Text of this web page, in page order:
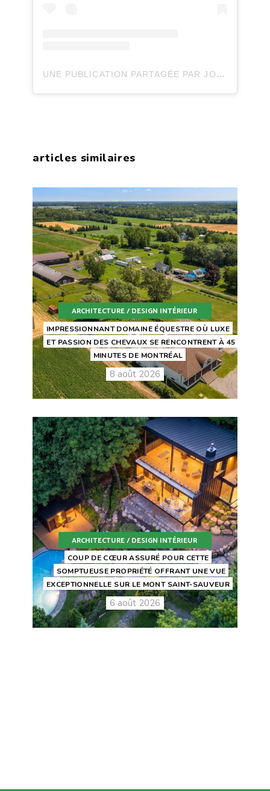
UNE PUBLICATION PARTAGÉE PAR JOLI JOLI DESIGN (@JOLIJOLIDESIGN)
articles similaires
ARCHITECTURE / DESIGN INTÉRIEUR
IMPRESSIONNANT DOMAINE ÉQUESTRE OÙ LUXE
ET PASSION DES CHEVAUX SE RENCONTRENT À 45
MINUTES DE MONTRÉAL
8 août 2026
ARCHITECTURE / DESIGN INTÉRIEUR
COUP DE CŒUR ASSURÉ POUR CETTE
SOMPTUEUSE PROPRIÉTÉ OFFRANT UNE VUE
EXCEPTIONNELLE SUR LE MONT SAINT-SAUVEUR
6 août 2026